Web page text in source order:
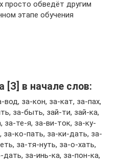
просто обведёт другим
этапе обучения
[З] в начале слов:
за-кон, за-кат, за-пах,
за-быть, зай-ти, зай-ка,
за-те-я, за-ви-ток, за-ку-
ко-пать, за-ки-дать, за-
за-тя-нуть, за-о-хать,
за-инь-ка, за-пон-ка,